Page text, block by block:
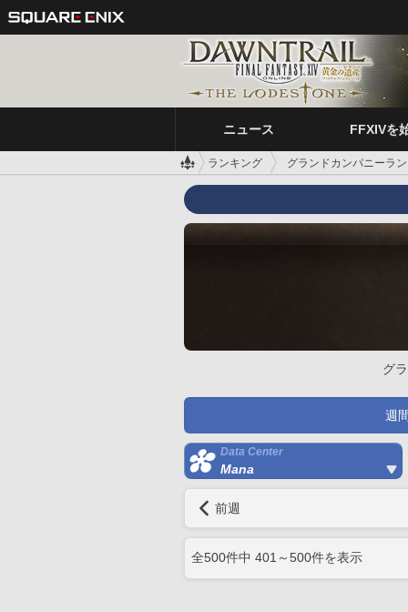
ニュース FFXIVを
ランキング グランドカンパニーラ
グ
週
Data Center
Mana
前週
全500件中 401 ～500件を表示